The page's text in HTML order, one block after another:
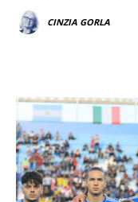
CINZIA GORLA